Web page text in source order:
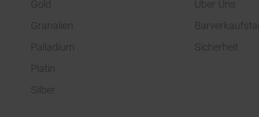
Gold
Granalien
Palladium
Platin
Silber
Über Uns
Sicherheit